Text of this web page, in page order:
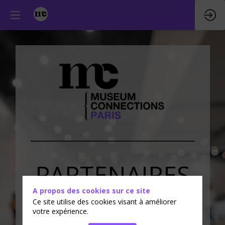
PARTENAIRES
&EXPOSANTS
A propos des cookies sur ce site
Ce site utilise des cookies visant à améliorer
votre expérience.